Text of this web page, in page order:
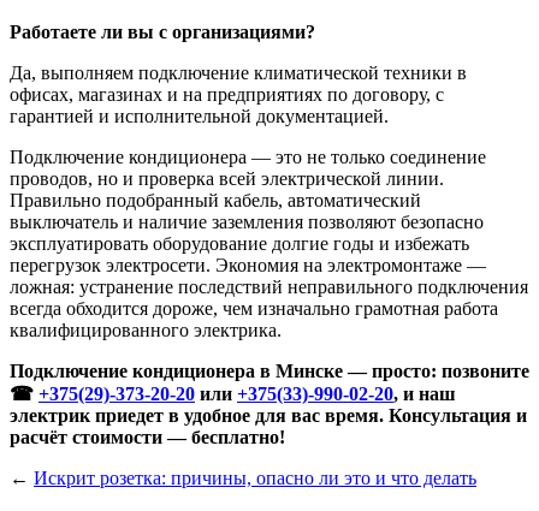
Работаете ли вы с организациями?
Да, выполняем подключение климатической техники в
офисах, магазинах и на предприятиях по договору, с
гарантией и исполнительной документацией.
Подключение кондиционера — это не только соединение
проводов, но и проверка всей электрической линии.
Правильно подобранный кабель, автоматический
выключатель и наличие заземления позволяют безопасно
эксплуатировать оборудование долгие годы и избежать
перегрузок электросети. Экономия на электромонтаже —
ложная: устранение последствий неправильного подключения
всегда обходится дороже, чем изначально грамотная работа
квалифицированного электрика.
Подключение кондиционера в Минске — просто: позвоните
☎ +375(29)-373-20-20 или +375(33)-990-02-20, и наш
электрик приедет в удобное для вас время. Консультация и
расчёт стоимости — бесплатно!
← Искрит розетка: причины, опасно ли это и что делать